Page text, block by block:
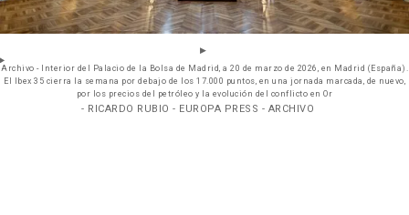
Archivo - Interior del Palacio de la Bolsa de Madrid, a 20 de marzo de 2026, en Madrid (España).
El Ibex 35 cierra la semana por debajo de los 17.000 puntos, en una jornada marcada, de nuevo,
por los precios del petróleo y la evolución del conflicto en Or
- RICARDO RUBIO - EUROPA PRESS - ARCHIVO